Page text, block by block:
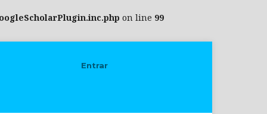
on line 99
Entrar